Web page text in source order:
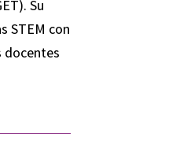
Su
STEM con
docentes